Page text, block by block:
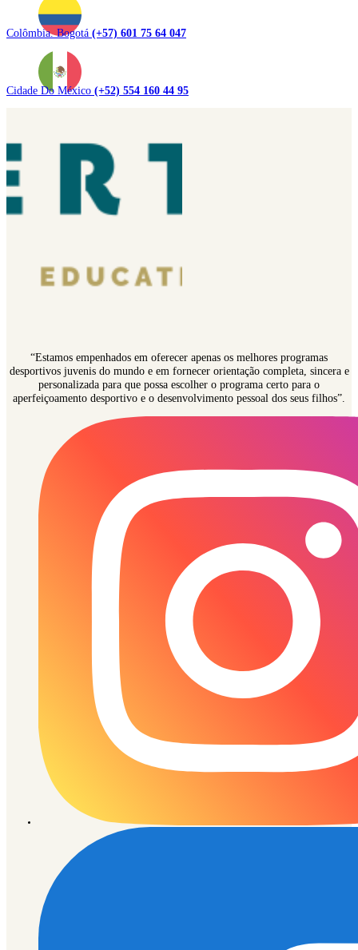
Colômbia. Bogotá (+57) 601 75 64 047
Cidade Do México (+52) 554 160 44 95
“Estamos empenhados em oferecer apenas os melhores programas
desportivos juvenis do mundo e em fornecer orientação completa, sincera e
personalizada para que possa escolher o programa certo para o
aperfeiçoamento desportivo e o desenvolvimento pessoal dos seus filhos”.